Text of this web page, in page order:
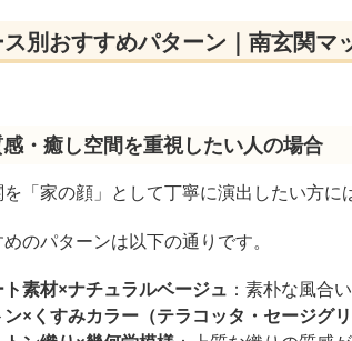
別おすすめパターン｜南玄関マ
・癒し空間を重視したい人の場合
「家の顔」として丁寧に演出したい方に
のパターンは以下の通りです。
ト素材×ナチュラルベージュ ：素朴な風合
ン×くすみカラー（テラコッタ・セージグリ